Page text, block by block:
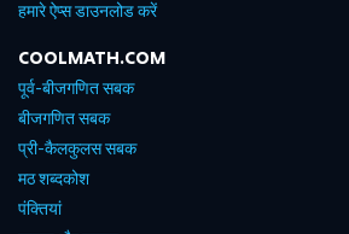
हमारे ऐप्स डाउनलोड करें
COOLMATH.COM
पूर्व-बीजगणित सबक
बीजगणित सबक
प्री-कैलकुलस सबक
मठ शब्दकोश
पंक्तियां